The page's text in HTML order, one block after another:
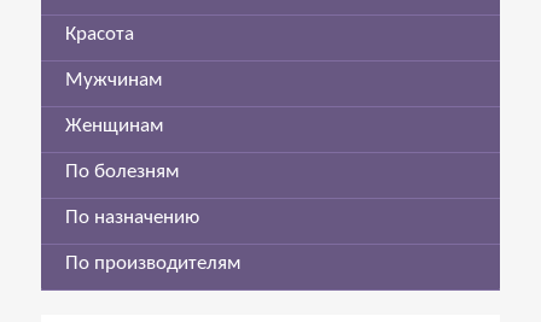
Красота
Мужчинам
Женщинам
По болезням
По назначению
По производителям